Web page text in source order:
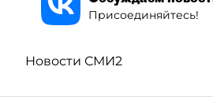
Присоединяйтесь!
Новости СМИ2